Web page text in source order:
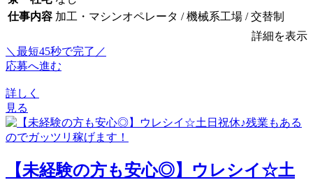
仕事内容 加工・マシンオペレータ / 機械系工場 / 交替制
詳細を表示
＼最短45秒で完了／
応募へ進む
詳しく
見る
【未経験の方も安心◎】ウレシイ☆土